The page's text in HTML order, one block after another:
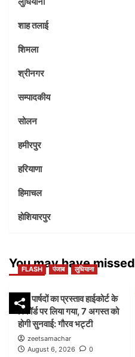
शाह तलाई
शिमला
श्रीनगर
सम्पादकीय
सोलन
हमीरपुर
हरियाणा
हिमाचल
होशियारपुर
You may have missed
FLASH पंजाब लुधियाना
45 पार्षदों का प्रस्ताव हाईकोर्ट के
रिकॉर्ड पर लिया गया, 7 अगस्त को
होगी सुनवाई: गौरव भट्टी
zeetsamachar
August 6, 2026
0